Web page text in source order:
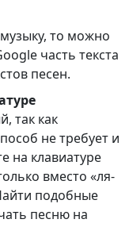
то можно
часть текста
песен.
так как
не требует и
на клавиатуре
вместо «ля-
подобные
песню на